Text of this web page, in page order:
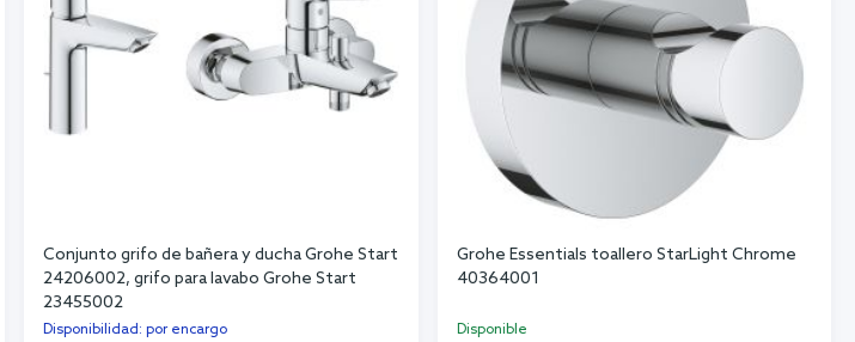
Conjunto grifo de bañera y ducha Grohe Start
24206002, grifo para lavabo Grohe Start
23455002
Disponibilidad: por encargo
Grohe Essentials toallero StarLight Chrome
40364001
Disponible